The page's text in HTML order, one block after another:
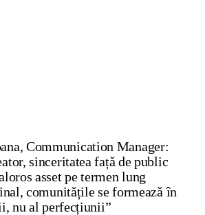
Communication Manager:
sinceritatea față de public
asset pe termen lung
comunitățile se formează în
nu al perfecțiunii”